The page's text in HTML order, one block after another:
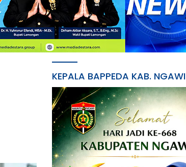
KEPALA BAPPEDA KAB. NGAWI